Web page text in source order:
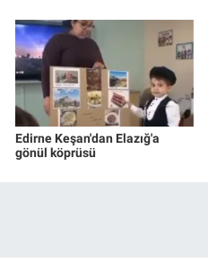
Edirne Keşan'dan Elazığ'a
gönül köprüsü